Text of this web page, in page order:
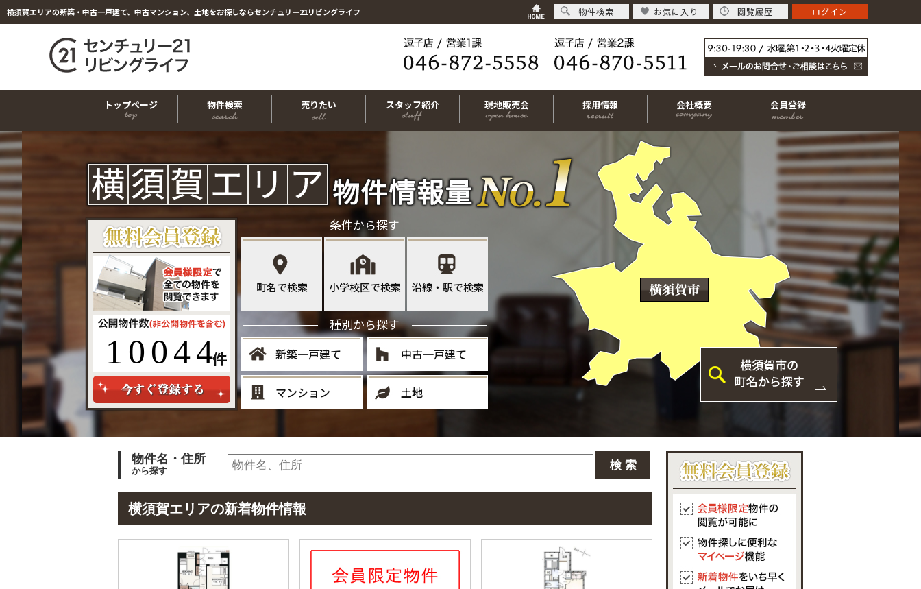
横須賀エリアの新築・中古一戸建て、中古マンション、土地をお探しならセンチュリー21リビングライフ
トップページ 物件検索 売りたい スタッフ紹介 現地販売会 採用情報 会社概要 会員登録
10044
条件から探す
町名で検索 小学校区で検索 沿線・駅で検索
種別から探す
新築一戸建て 中古一戸建て
マンション 土地
物件名・住所
から探す
横須賀エリアの新着物件情報
物件検索 お気に入り 閲覧履歴 ログイン